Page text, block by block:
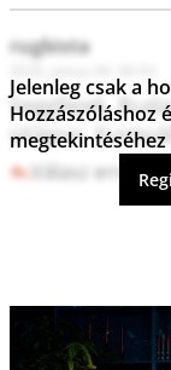
rugbista
Seggfejek,
világon.
Válasz erre 2
Jelenleg csak a
Hozzászóláshoz